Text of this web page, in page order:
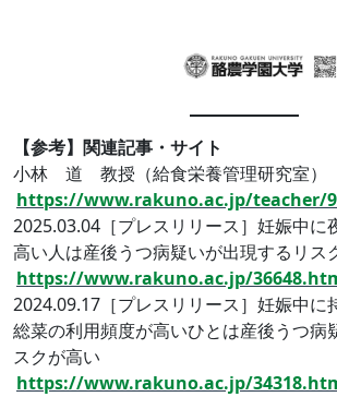
【参考】関連記事・サイト
小林 道 教授（給食栄養管理研究室）
https://www.rakuno.ac.jp/teacher/
2025.03.04［プレスリリース］妊娠中に
高い人は産後うつ病疑いが出現するリス
https://www.rakuno.ac.jp/
2024.09.17［プレスリリース］妊娠中に
総菜の利用頻度が高いひとは産後うつ病
スクが高い
https://www.rakuno.ac.jp/